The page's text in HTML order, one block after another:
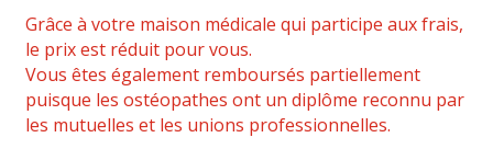
Grâce à votre maison médicale qui participe aux frais,
le prix est réduit pour vous.
Vous êtes également remboursés partiellement
puisque les ostéopathes ont un diplôme reconnu par
les mutuelles et les unions professionnelles.